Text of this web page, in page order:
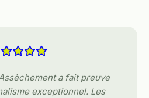
a fait preuve
exceptionnel. Les